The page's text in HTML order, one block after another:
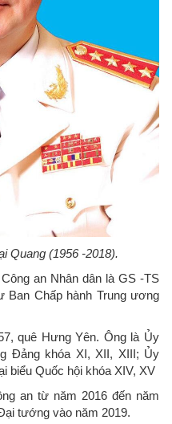
Quang (1956 -2018).
an Nhân dân là GS -TS
Ban Chấp hành Trung ương
quê Hưng Yên. Ông là Ủy
Đảng khóa XI, XII, XIII; Ủy
biểu Quốc hội khóa XIV, XV
an từ năm 2016 đến năm
tướng vào năm 2019.